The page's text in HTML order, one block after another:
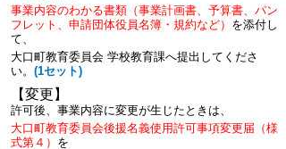
事業内容のわかる書類 （事業計画書、予算書、パン
フレット、申請団体役員名簿・規約など） を添付し
て、
大口町教育委員会 学校教育課へ提出してくださ
い。 (1セット)
【変更】
許可後、事業内容に変更が生じたときは、
大口町教育委員会後援名義使用許可事項変更届（様
式第４） を